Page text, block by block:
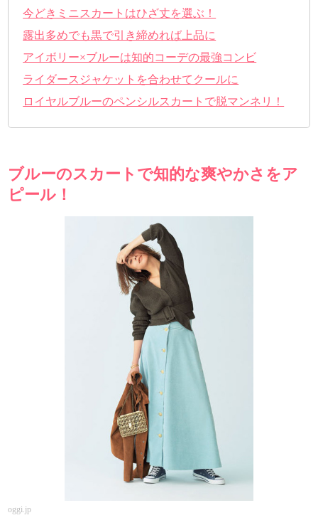
今どきミニスカートはひざ丈を選ぶ！
露出多めでも黒で引き締めれば上品に
アイボリー×ブルーは知的コーデの最強コンビ
ライダースジャケットを合わせてクールに
ロイヤルブルーのペンシルスカートで脱マンネリ！
ブルーのスカートで知的な爽やかさをア
ピール！
oggi.jp